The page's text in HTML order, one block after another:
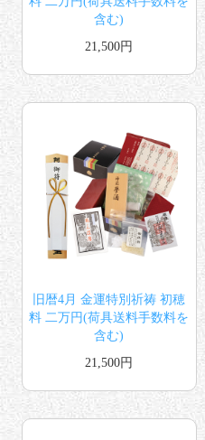
含む)
21,500円
旧暦4月 金運特別祈祷 初穂
料 二万円(荷具送料手数料を
含む)
21,500円